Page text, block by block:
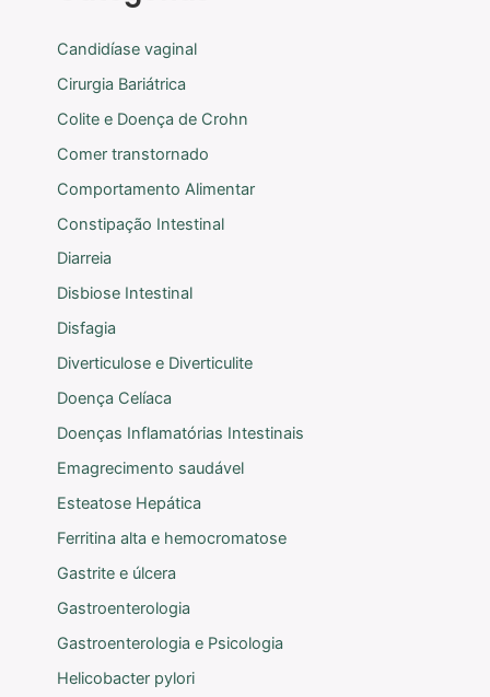
Candidíase vaginal
Cirurgia Bariátrica
Colite e Doença de Crohn
Comer transtornado
Comportamento Alimentar
Constipação Intestinal
Diarreia
Disbiose Intestinal
Disfagia
Diverticulose e Diverticulite
Doença Celíaca
Doenças Inflamatórias Intestinais
Emagrecimento saudável
Esteatose Hepática
Ferritina alta e hemocromatose
Gastrite e úlcera
Gastroenterologia
Gastroenterologia e Psicologia
Helicobacter pylori